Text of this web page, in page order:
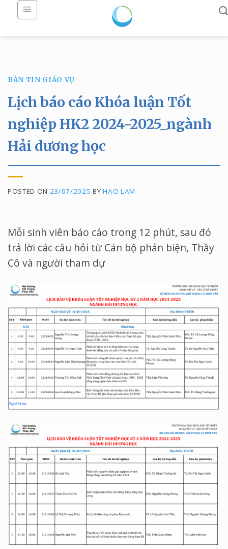
BẢN TIN GIÁO VỤ
Lịch báo cáo Khóa luận Tốt
nghiệp HK2 2024-2025_ngành
Hải dương học
POSTED ON 23/07/2025 BYHAO LAM
Mỗi sinh viên báo cáo trong 12 phút, sau đó
trả lời các câu hỏi từ Cán bộ phản biện, Thầy
Cô và người tham dự